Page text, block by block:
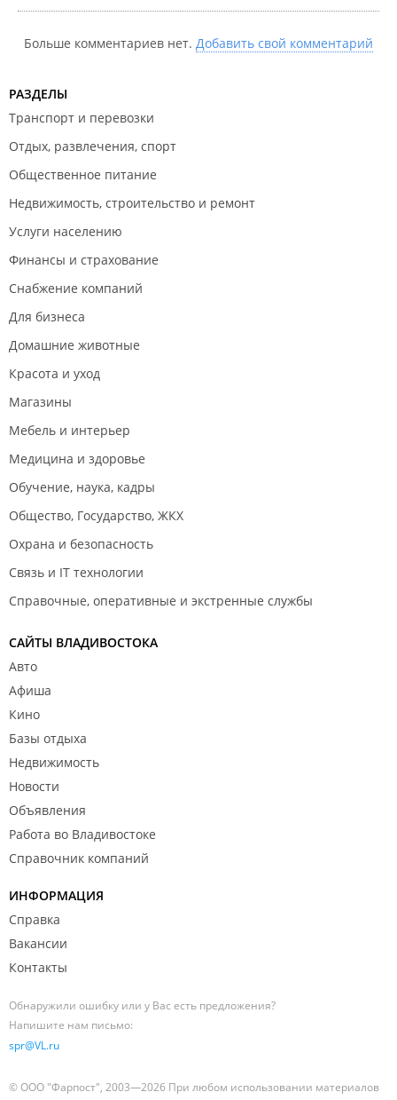
Больше комментариев нет. Добавить свой комментарий
РАЗДЕЛЫ
Транспорт и перевозки
Отдых, развлечения, спорт
Общественное питание
Недвижимость, строительство и ремонт
Услуги населению
Финансы и страхование
Снабжение компаний
Для бизнеса
Домашние животные
Красота и уход
Магазины
Мебель и интерьер
Медицина и здоровье
Обучение, наука, кадры
Общество, Государство, ЖКХ
Охрана и безопасность
Связь и IT технологии
Справочные, оперативные и экстренные службы
САЙТЫ ВЛАДИВОСТОКА
Авто
Афиша
Кино
Базы отдыха
Недвижимость
Новости
Объявления
Работа во Владивостоке
Справочник компаний
ИНФОРМАЦИЯ
Справка
Вакансии
Контакты
Обнаружили ошибку или у Вас есть предложения?
Напишите нам письмо:
spr@VL.ru
© ООО "Фарпост", 2003—2026 При любом использовании материалов